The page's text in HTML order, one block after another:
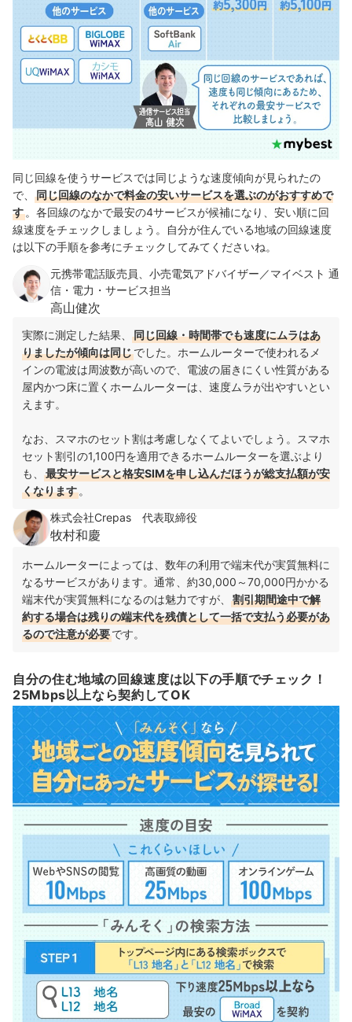
同じ回線を使うサービスでは同じような速度傾向が見られたの
で、
同じ回線のなかで料金の安いサービスを選ぶのがおすすめで
す 。各回線のなかで最安の4サービスが候補になり、安い順に回
線速度をチェックしましょう。自分が住んでいる地域の回線速度
は以下の手順を参考にチェックしてみてくださいね。
元携帯電話販売員、小売電気アドバイザー／マイベスト 通
信・電力・サービス担当
高山健次
実際に測定した結果、
同じ回線・時間帯でも速度にムラはあ
りましたが傾向は同じでした。ホームルーターで使われるメ
インの電波は周波数が高いので、電波の届きにくい性質がある
屋内かつ床に置くホームルーターは、速度ムラが出やすいとい
えます。
なお、スマホのセット割は考慮しなくてよいでしょう。スマホ
セット割引の1,100円を適用できるホームルーターを選ぶより
も、
最安サービスと格安SIMを申し込んだほうが総支払額が安
くなります 。
株式会社Crepas 代表取締役
牧村和慶
ホームルーターによっては、数年の利用で端末代が実質無料に
なるサービスがあります。通常、約30,000～70,000円かかる
端末代が実質無料になるのは魅力ですが、
割引期間途中で解
約する場合は残りの端末代を残債として一括で支払う必要があ
るので注意が必要です。
自分の住む地域の回線速度は以下の手順でチェック！
25Mbps以上なら契約してOK